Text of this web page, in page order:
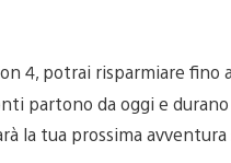
4, potrai risparmiare fino
partono da oggi e
la tua prossima avventura